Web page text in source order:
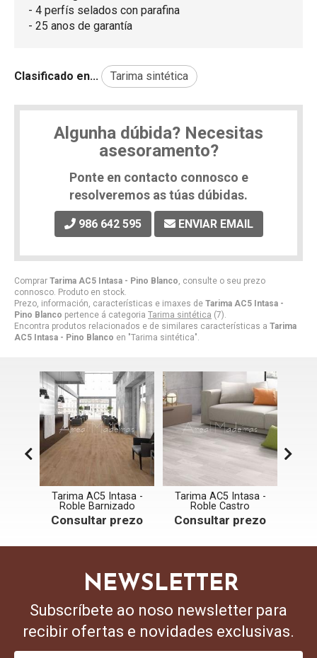
Comprar Tarima AC5 Intasa - Pino Blanco , consulte o seu prezo
connosco. Produto en stock.
Prezo, información, características e imaxes de Tarima AC5 Intasa -
Pino Blanco pertence á categoria Tarima sintética (7).
Encontra produtos relacionados e de similares características a Tarima
AC5 Intasa - Pino Blanco en "Tarima sintética".
- 4 perfís selados con parafina
- 25 anos de garantía
Clasificado en... Tarima sintética
Algunha dúbida? Necesitas
asesoramento?
Ponte en contacto connosco e
resolveremos as túas dúbidas.
986 642 595 ENVIAR EMAIL
Tarima AC5 Intasa -
Roble Barnizado
Consultar prezo
Tarima AC5 Intasa -
Roble Castro
Consultar prezo
NEWSLETTER
Subscríbete ao noso newsletter para
recibir ofertas e novidades exclusivas.